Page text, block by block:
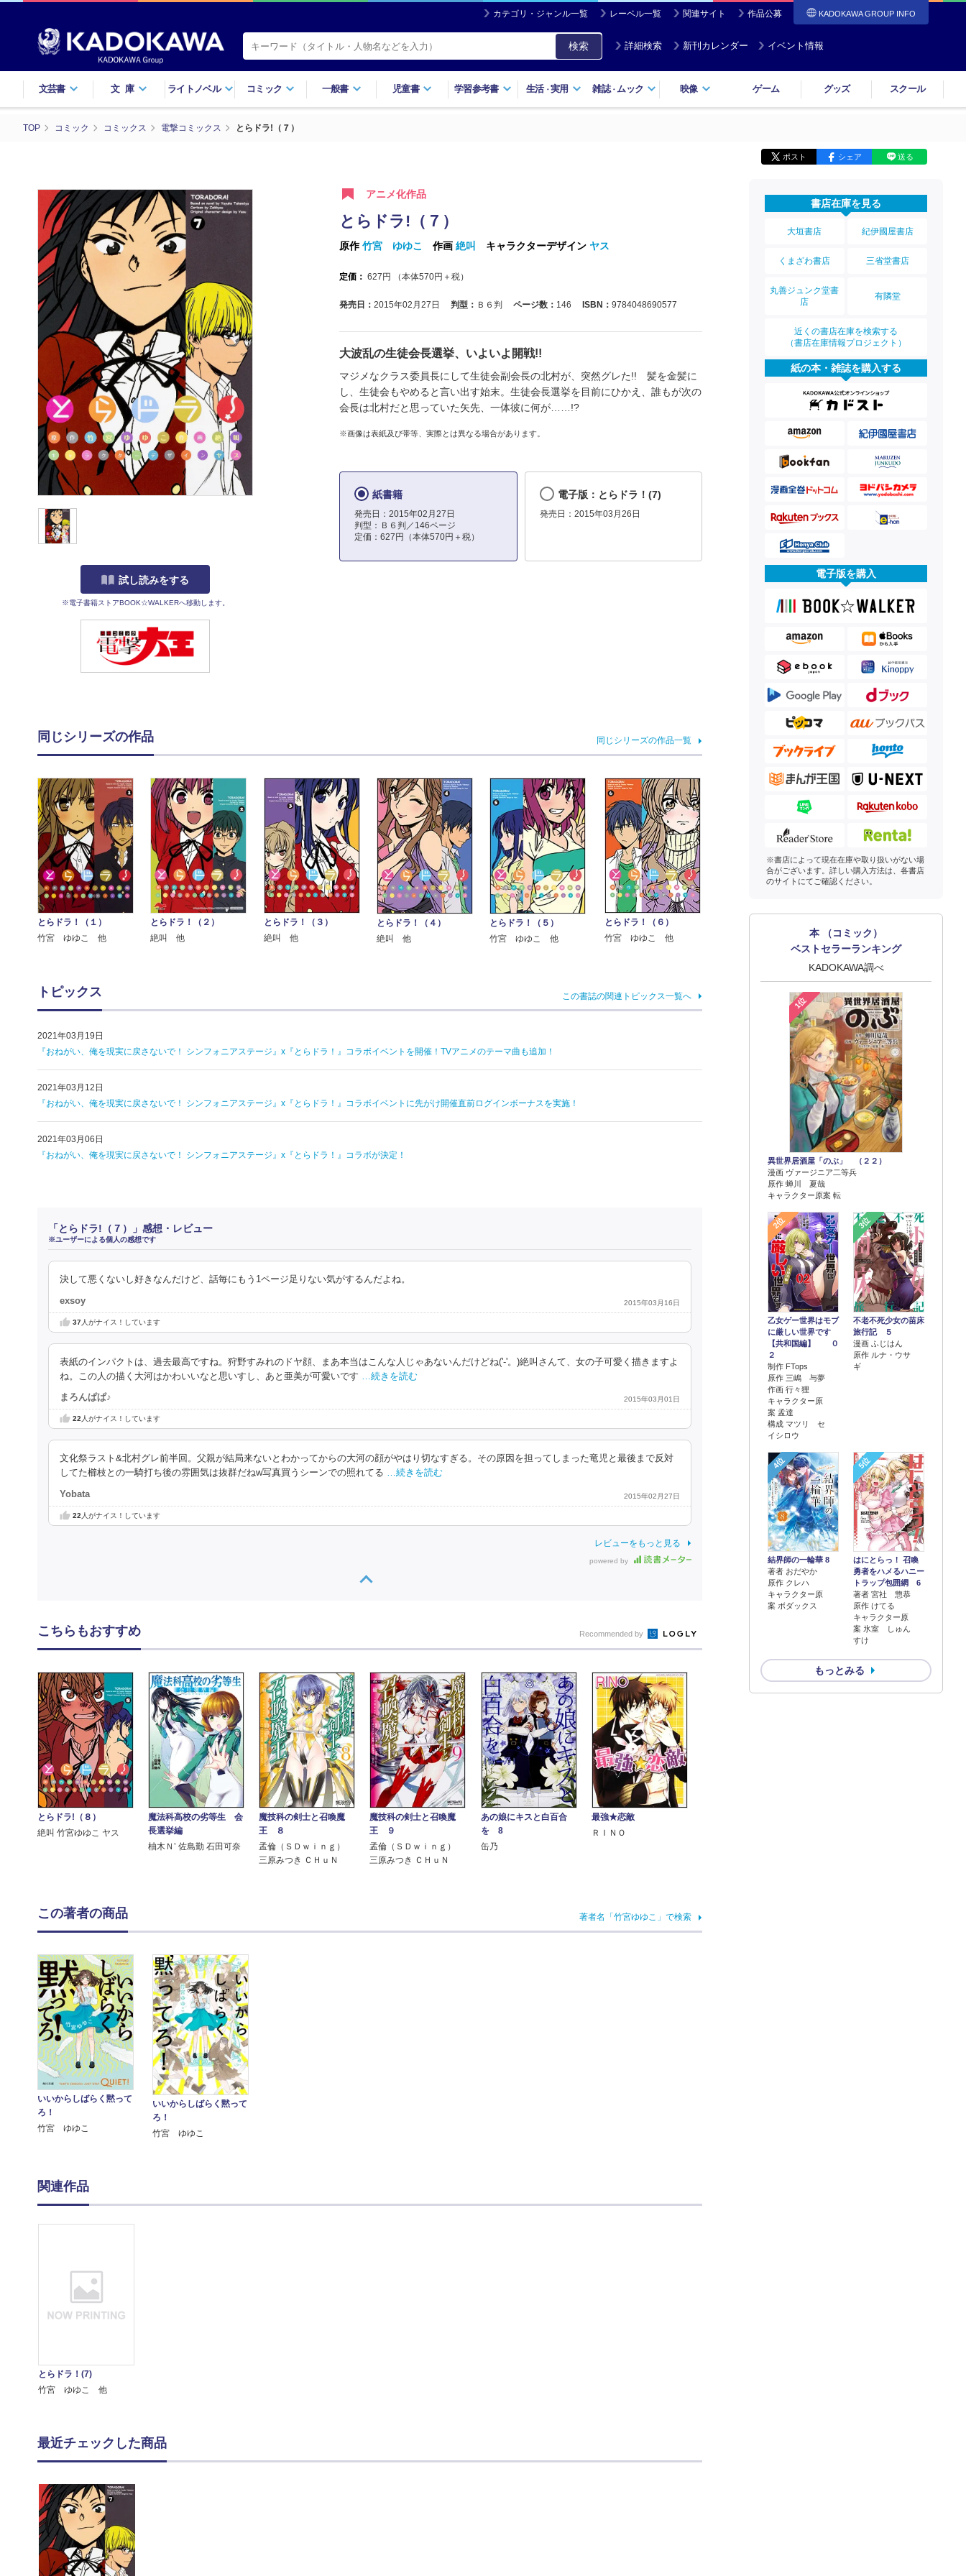
カテゴリ・ジャンル一覧 レーベル一覧 関連サイト 作品公募 KADOKAWA GROUP INFO
検索 詳細検索 新刊カレンダー イベント情報
文芸書 文庫 ライトノベル コミック 一般書 児童書 学習参考書 生活・実用 雑誌・ ムック 映像 ゲーム グッズ スクール
TOP コミック コミックス 電撃コミックス とらドラ!（７）
ポスト シェア 送る
試し読みをする
※電子書籍ストアBOOK☆WALKERへ移動します。
アニメ化作品
とらドラ!（７）
原作竹宮 ゆゆこ 作画 絶叫 キャラクターデザイン ヤス
定価： 627 円 （本体570円＋税）
発売日： 2015年02月27日 判型： Ｂ６判 ページ数： 146 ISBN： 9784048690577
大波乱の生徒会長選挙、いよいよ開戦!!
マジメなクラス委員長にして生徒会副会長の北村が、突然グレた!! 髪を金髪に
し、生徒会もやめると言い出す始末。生徒会長選挙を目前にひかえ、誰もが次の
会長は北村だと思っていた矢先、一体彼に何が……!?
※画像は表紙及び帯等、実際とは異なる場合があります。
紙書籍
発売日：2015年02月27日
判型：Ｂ６判／146ページ
定価：627円（本体570円＋税）
電子版：とらドラ！(7)
発売日：2015年03月26日
同じシリーズの作品 同じシリーズの作品一覧
とらドラ！（１）
竹宮 ゆゆこ 他
とらドラ！（２）
絶叫 他
とらドラ！（３）
絶叫 他
とらドラ！（４）
絶叫 他
とらドラ！（５）
竹宮 ゆゆこ 他
とらドラ！（６）
竹宮 ゆゆこ 他
トピックス この書誌の関連トピックス一覧へ
2021年03月19日
『おねがい、俺を現実に戻さないで！ シンフォニアステージ』x『とらドラ！』コラボイベントを開催！TVアニメのテーマ曲も追加！
2021年03月12日
『おねがい、俺を現実に戻さないで！ シンフォニアステージ』x『とらドラ！』コラボイベントに先がけ開催直前ログインボーナスを実施！
2021年03月06日
『おねがい、俺を現実に戻さないで！ シンフォニアステージ』x『とらドラ！』コラボが決定！
「とらドラ!（７）」感想・レビュー
※ユーザーによる個人の感想です
決して悪くないし好きなんだけど、話毎にもう1ページ足りない気がするんだよね。
exsoy 2015年03月16日
37人がナイス！しています
表紙のインパクトは、過去最高ですね。狩野すみれのドヤ顔、まあ本当はこんな人じゃあないんだけどね('-'。)絶叫さんて、女の子可愛く描きますよ
ね。この人の描く大河はかわいいなと思いすし、あと亜美が可愛いです
…続きを読む
まろんぱぱ♪ 2015年03月01日
22人がナイス！しています
文化祭ラスト&北村グレ前半回。父親が結局来ないとわかってからの大河の顔がやはり切なすぎる。その原因を担ってしまった竜児と最後まで反対
してた櫛枝との一騎打ち後の雰囲気は抜群だねw写真買うシーンでの照れてる …続きを読む
Yobata 2015年02月27日
22 人がナイス！しています
レビューをもっと見る
powered by
書店在庫を見る
大垣書店 紀伊國屋書店
くまざわ書店 三省堂書店
丸善ジュンク堂書
店
有隣堂
近くの書店在庫を検索する
（書店在庫情報プロジェクト）
紙の本・雑誌を購入する
電子版を購入
※書店によって現在在庫や取り扱いがない場
合がございます。詳しい購入方法は、各書店
のサイトにてご確認ください。
本 （コミック）
ベストセラーランキング
KADOKAWA調べ
1位
異世界居酒屋「のぶ」 （２２）
漫画 ヴァージニア二等兵
原作 蝉川 夏哉
キャラクター原案 転
2位
乙女ゲー世界はモブ
に厳しい世界です
【共和国編】 ０
２
制作 FTops
原作 三嶋 与夢
作画 行々狸
キャラクター原
案 孟達
構成 マツリ セ
イシロウ
3位
不老不死少女の苗床
旅行記 ５
漫画 ふじはん
原作 ルナ・ウサ
ギ
4位
結界師の一輪華 8
著者 おだやか
原作 クレハ
キャラクター原
案 ボダックス
5位
はにとらっ！ 召喚
勇者をハメるハニー
トラップ包囲網 6
著者 宮社 惣恭
原作 けてる
キャラクター原
案 氷室 しゅん
すけ
もっとみる
こちらもおすすめ Recommended by
とらドラ!（８）
絶叫 竹宮ゆゆこ ヤス
魔法科高校の劣等生 会
長選挙編
柚木Ｎ’ 佐島勤 石田可奈
魔技科の剣士と召喚魔
王 ８
孟倫（ＳＤｗｉｎｇ）
三原みつき ＣＨｕＮ
魔技科の剣士と召喚魔
王 ９
孟倫（ＳＤｗｉｎｇ）
三原みつき ＣＨｕＮ
あの娘にキスと白百合
を 8
缶乃
最強★恋敵
ＲＩＮＯ
この著者の商品 著者名「竹宮ゆゆこ」で検索
いいからしばらく黙って
ろ！
竹宮 ゆゆこ
いいからしばらく黙って
ろ！
竹宮 ゆゆこ
関連作品
とらドラ！(7)
竹宮 ゆゆこ 他
最近チェックした商品